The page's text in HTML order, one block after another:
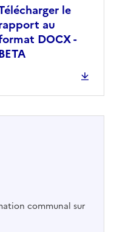
le
au
DOCX -
communal sur